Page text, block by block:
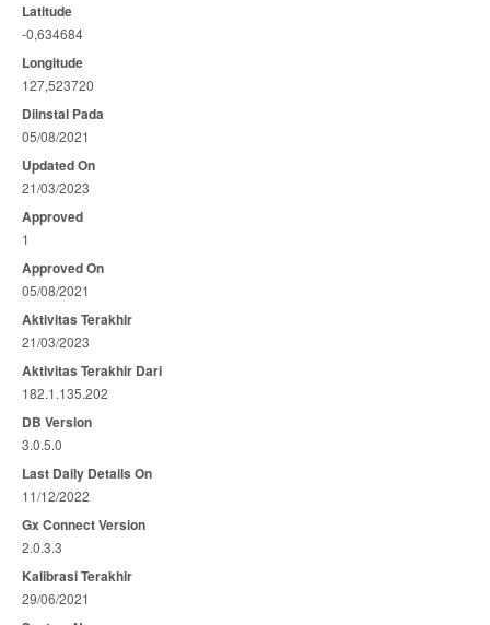
Latitude
-0,634684
Longitude
127,523720
Diinstal Pada
05/08/2021
Updated On
21/03/2023
Approved
1
Approved On
05/08/2021
Aktivitas Terakhir
21/03/2023
Aktivitas Terakhir Dari
182.1.135.202
DB Version
3.0.5.0
Last Daily Details On
11/12/2022
Gx Connect Version
2.0.3.3
Kalibrasi Terakhir
29/06/2021